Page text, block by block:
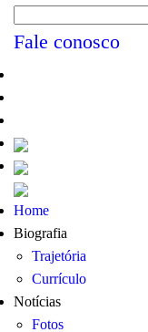
Fale conosco
Home
Biografia
Trajetória
Currículo
Notícias
Fotos